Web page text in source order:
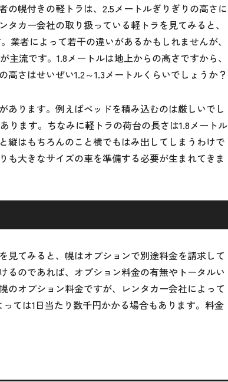
の幌付きの軽トラは、2.5メートルぎりぎりの高さに
カー会社の取り扱っている軽トラを見てみると、
業者によって若干の違いがあるかもしれませんが、
流です。1.8メートルは地上からの高さですから、
さはせいぜい1.2～1.3メートルくらいでしょうか？
あります。例えばベッドを積み込むのは厳しいでし
ります。ちなみに軽トラの荷台の長さは1.8メートル
縦はもちろんのこと横でもはみ出してしまうわけで
も大きなサイズの車を準備する必要が生まれてきま
見てみると、幌はオプションで別途料金を請求して
るのであれば、オプション料金の有無やトータルい
のオプション料金ですが、レンタカー会社によって
ては1日当たり数千円かかる場合もあります。料金